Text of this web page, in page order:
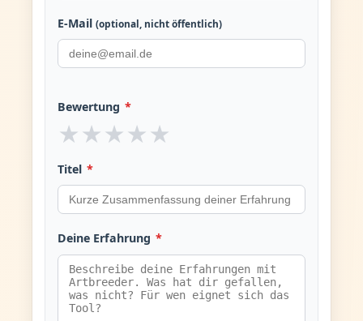
E-Mail (optional, nicht öffentlich)
Bewertung *
★ ★ ★ ★ ★
Titel *
Deine Erfahrung *